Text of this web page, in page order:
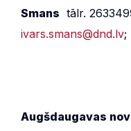
Smans tālr.
ivars.smans@dnd.lv;
Augšdaugavas